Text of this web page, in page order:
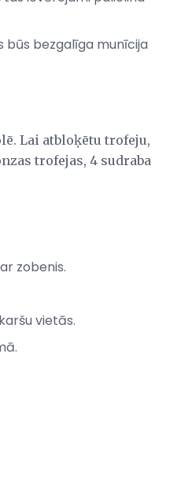
būs bezgalīga munīcija
Lai atbloķētu trofeju,
trofejas, 4 sudraba
zobenis.
vietās.